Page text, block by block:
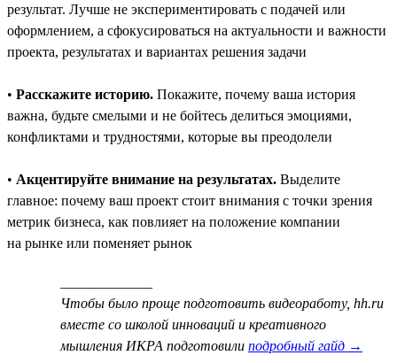
результат. Лучше не экспериментировать с подачей или
оформлением, а сфокусироваться на актуальности и важности
проекта, результатах и вариантах решения задачи
• Расскажите историю. Покажите, почему ваша история
важна, будьте смелыми и не бойтесь делиться эмоциями,
конфликтами и трудностями, которые вы преодолели
• Акцентируйте внимание на результатах. Выделите
главное: почему ваш проект стоит внимания с точки зрения
метрик бизнеса, как повлияет на положение компании
на рынке или поменяет рынок
Чтобы было проще подготовить видеоработу, hh.ru
вместе со школой инноваций и креативного
мышления ИКРА подготовили подробный гайд →